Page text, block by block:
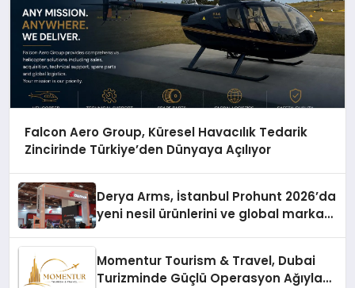
Falcon Aero Group, Küresel Havacılık Tedarik
Zincirinde Türkiye’den Dünyaya Açılıyor
Derya Arms, İstanbul Prohunt 2026’da
yeni nesil ürünlerini ve global marka
Momentur Tourism & Travel, Dubai
Turizminde Güçlü Operasyon Ağıyla